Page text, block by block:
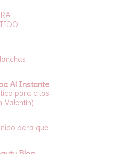
Al Instante
para citas
Valentín)
para que